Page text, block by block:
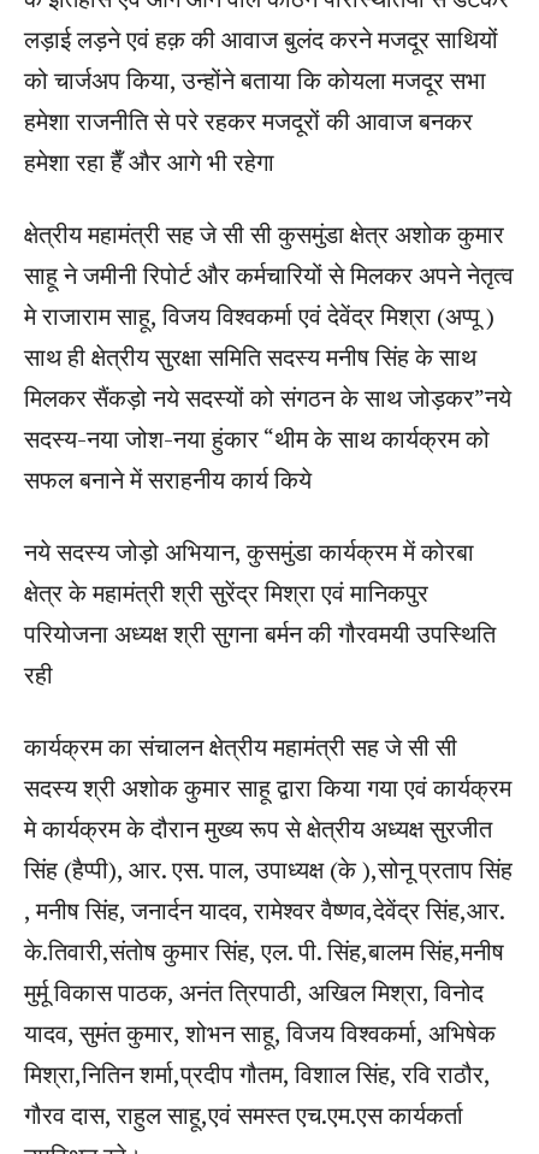
लड़ाई लड़ने एवं हक़ की आवाज बुलंद करने मजदूर साथियों
को चार्जअप किया, उन्होंने बताया कि कोयला मजदूर सभा
हमेशा राजनीति से परे रहकर मजदूरों की आवाज बनकर
हमेशा रहा हैँ और आगे भी रहेगा
क्षेत्रीय महामंत्री सह जे सी सी कुसमुंडा क्षेत्र अशोक कुमार
साहू ने जमीनी रिपोर्ट और कर्मचारियों से मिलकर अपने नेतृत्व
मे राजाराम साहू, विजय विश्वकर्मा एवं देवेंद्र मिश्रा (अप्पू )
साथ ही क्षेत्रीय सुरक्षा समिति सदस्य मनीष सिंह के साथ
मिलकर सैंकड़ो नये सदस्यों को संगठन के साथ जोड़कर”नये
सदस्य-नया जोश-नया हुंकार “थीम के साथ कार्यक्रम को
सफल बनाने में सराहनीय कार्य किये
नये सदस्य जोड़ो अभियान, कुसमुंडा कार्यक्रम में कोरबा
क्षेत्र के महामंत्री श्री सुरेंद्र मिश्रा एवं मानिकपुर
परियोजना अध्यक्ष श्री सुगना बर्मन की गौरवमयी उपस्थिति
रही
कार्यक्रम का संचालन क्षेत्रीय महामंत्री सह जे सी सी
सदस्य श्री अशोक कुमार साहू द्वारा किया गया एवं कार्यक्रम
मे कार्यक्रम के दौरान मुख्य रूप से क्षेत्रीय अध्यक्ष सुरजीत
सिंह (हैप्पी), आर. एस. पाल, उपाध्यक्ष (के ),सोनू प्रताप सिंह
, मनीष सिंह, जनार्दन यादव, रामेश्वर वैष्णव,देवेंद्र सिंह,आर.
के.तिवारी,संतोष कुमार सिंह, एल. पी. सिंह,बालम सिंह,मनीष
मुर्मू विकास पाठक, अनंत त्रिपाठी, अखिल मिश्रा, विनोद
यादव, सुमंत कुमार, शोभन साहू, विजय विश्वकर्मा, अभिषेक
मिश्रा,नितिन शर्मा,प्रदीप गौतम, विशाल सिंह, रवि राठौर,
गौरव दास, राहुल साहू,एवं समस्त एच.एम.एस कार्यकर्ता